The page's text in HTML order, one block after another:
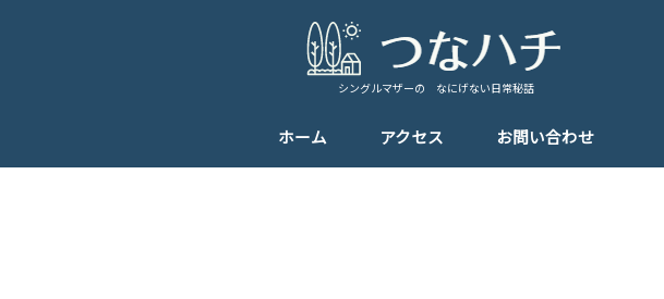
シングルマザーの なにげない日常秘話
ホーム アクセス お問い合わせ